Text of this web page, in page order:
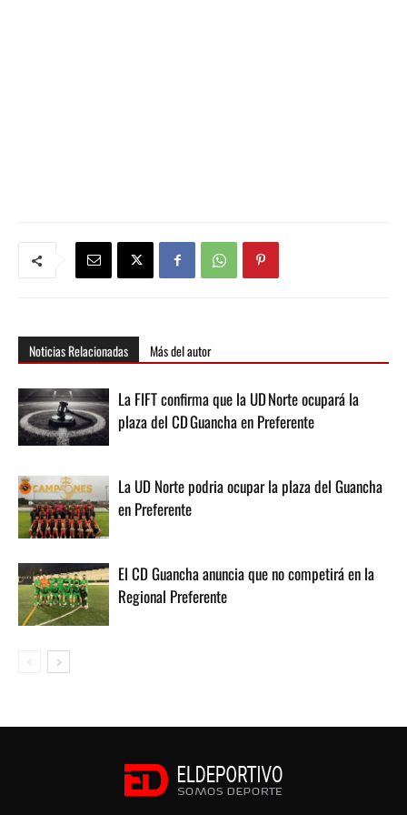
Noticias Relacionadas Más del autor
La FIFT confirma que la UD Norte ocupará la
plaza del CD Guancha en Preferente
La UD Norte podria ocupar la plaza del Guancha
en Preferente
El CD Guancha anuncia que no competirá en la
Regional Preferente